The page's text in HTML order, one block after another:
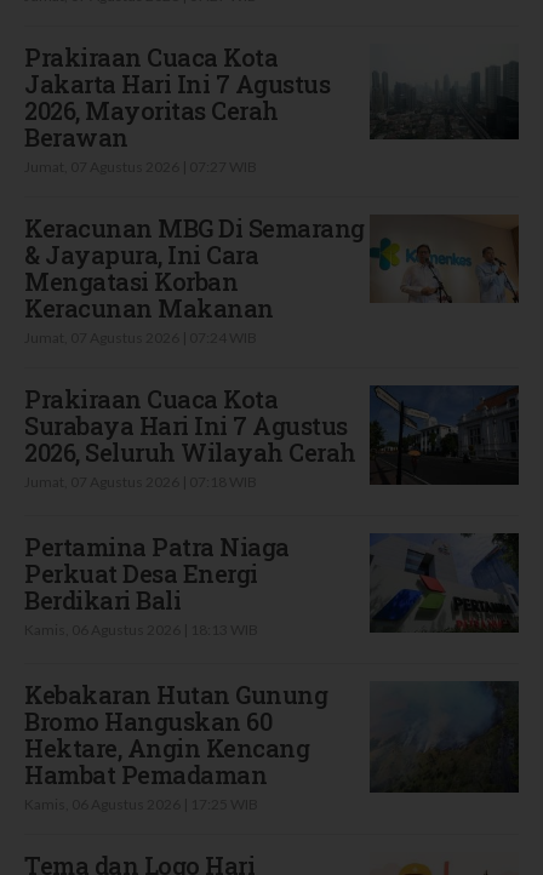
Prakiraan Cuaca Kota
Jakarta Hari Ini 7 Agustus
2026, Mayoritas Cerah
Berawan
Keracunan MBG Di Semarang
& Jayapura, Ini Cara
Mengatasi Korban
Keracunan Makanan
Prakiraan Cuaca Kota
Surabaya Hari Ini 7 Agustus
2026, Seluruh Wilayah Cerah
Pertamina Patra Niaga
Perkuat Desa Energi
Berdikari Bali
Kebakaran Hutan Gunung
Bromo Hanguskan 60
Hektare, Angin Kencang
Hambat Pemadaman
Tema dan Logo Hari